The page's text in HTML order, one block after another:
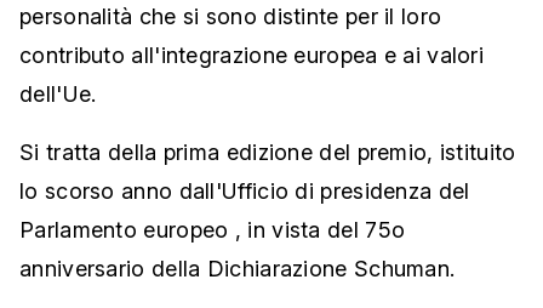
personalità che si sono distinte per il loro
contributo all'integrazione europea e ai valori
dell'Ue.
Si tratta della prima edizione del premio, istituito
lo scorso anno dall'Ufficio di presidenza del
Parlamento europeo , in vista del 75o
anniversario della Dichiarazione Schuman.